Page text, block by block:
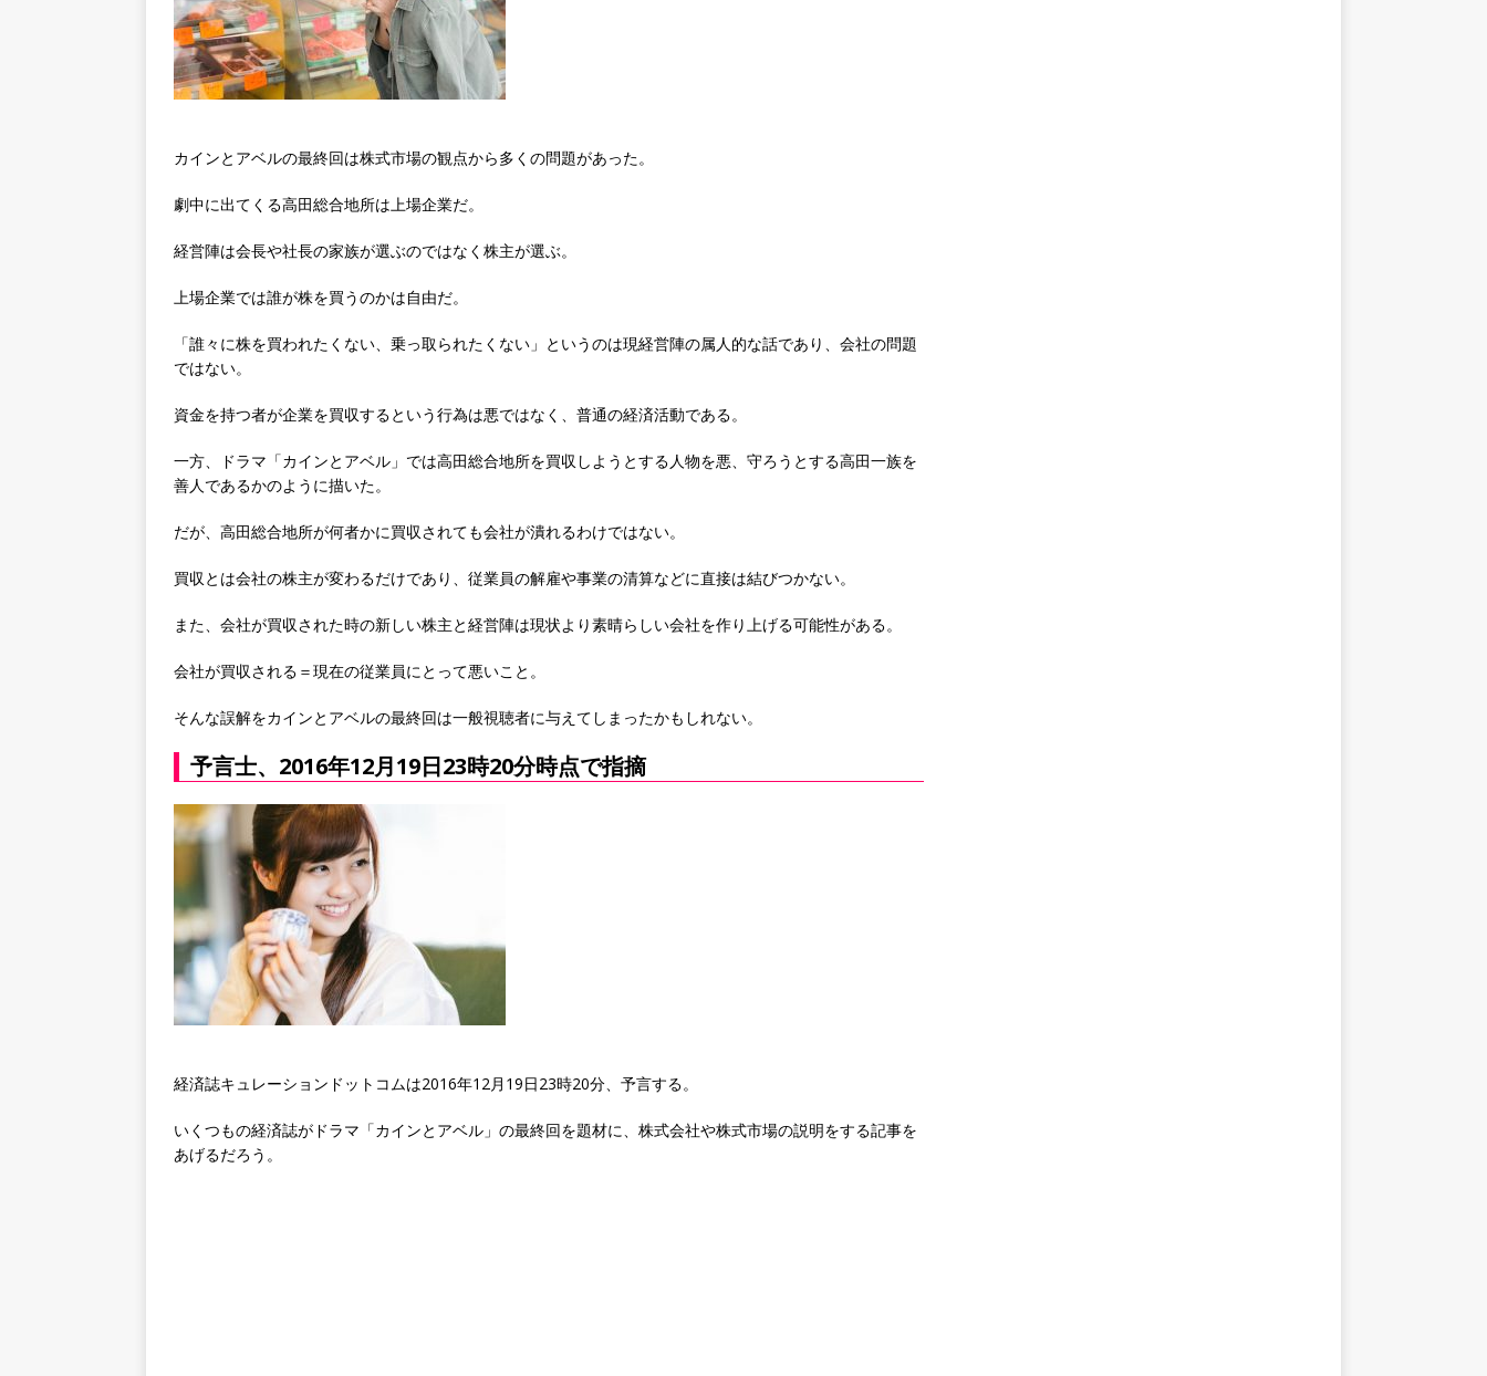
カインとアベルの最終回は株式市場の観点から多くの問題があった。
劇中に出てくる高田総合地所は上場企業だ。
経営陣は会長や社長の家族が選ぶのではなく株主が選ぶ。
上場企業では誰が株を買うのかは自由だ。
「誰々に株を買われたくない、乗っ取られたくない」というのは現経営陣の属人的な話であり、会社の問題
ではない。
資金を持つ者が企業を買収するという行為は悪ではなく、普通の経済活動である。
一方、ドラマ「カインとアベル」では高田総合地所を買収しようとする人物を悪、守ろうとする高田一族を
善人であるかのように描いた。
だが、高田総合地所が何者かに買収されても会社が潰れるわけではない。
買収とは会社の株主が変わるだけであり、従業員の解雇や事業の清算などに直接は結びつかない。
また、会社が買収された時の新しい株主と経営陣は現状より素晴らしい会社を作り上げる可能性がある。
会社が買収される＝現在の従業員にとって悪いこと。
そんな誤解をカインとアベルの最終回は一般視聴者に与えてしまったかもしれない。
予言士、2016年12月19日23時20分時点で指摘
経済誌キュレーションドットコムは2016年12月19日23時20分、予言する。
いくつもの経済誌がドラマ「カインとアベル」の最終回を題材に、株式会社や株式市場の説明をする記事を
あげるだろう。